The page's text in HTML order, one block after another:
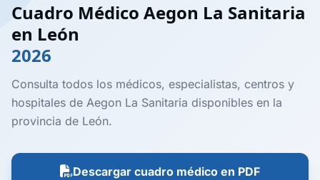
Cuadro Médico Aegon La Sanitaria
en León
2026
Consulta todos los médicos, especialistas, centros y
hospitales de Aegon La Sanitaria disponibles en la
provincia de León.
Descargar cuadro médico en PDF